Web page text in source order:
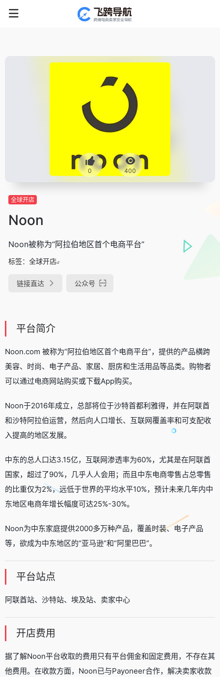
0 400
全球开店
Noon
Noon被称为“阿拉伯地区首个电商平台”
标签： 全球开店
链接直达 公众号
平台简介
Noon.com 被称为“阿拉伯地区首个电商平台”，提供的产品横跨
美容、时尚、电子产品、家居、厨房和生活用品等品类。购物者
可以通过电商网站购买或下载App购买。
Noon于2016年成立，总部将位于沙特首都利雅得，并在阿联酋
和沙特阿拉伯运营，然后向人口增长、互联网覆盖率和可支配收
入提高的地区发展。
中东的总人口达3.15亿，互联网渗透率为60%，尤其是在阿联酋
国家，超过了90%，几乎人人会用；而且中东电商零售占总零售
的比重仅为2%，远低于世界的平均水平10%，预计未来几年内中
东地区电商年增长幅度可达25%-30%。
Noon为中东家庭提供2000多万种产品，覆盖时装、电子产品
等，欲成为中东地区的“亚马逊”和“阿里巴巴”。
平台站点
阿联酋站、沙特站、埃及站、卖家中心
开店费用
据了解Noon平台收取的费用只有平台佣金和固定费用，不存在其
他费用。在收款方面，Noon已与Payoneer合作，解决卖家收款